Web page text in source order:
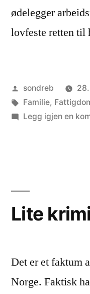
ødelegger
lovfeste retten
Publisert
av
sondreb
Stikkord:
Familie,
Legg igjen en
Lite
Det er et faktum
Norge. Faktisk